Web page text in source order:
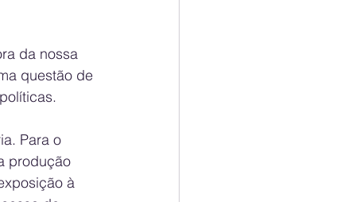
da nossa
questão de
Para o
produção
à